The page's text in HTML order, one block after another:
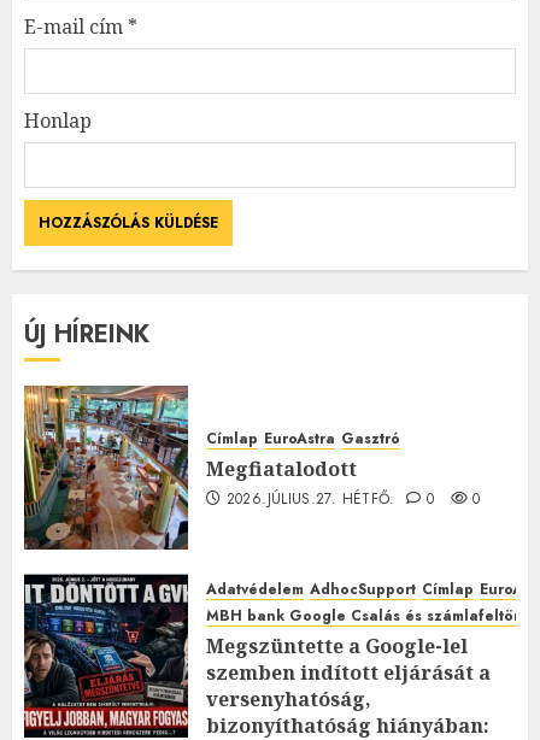
E-mail cím *
Honlap
ÚJ HÍREINK
Címlap EuroAstra Gasztró
Megfiatalodott
2026.JÚLIUS.27. HÉTFŐ. 0 0
Adatvédelem AdhocSupport Címlap
MBH bank Google Csalás és
Megszüntette a Google-lel
szemben indított eljárását a
versenyhatóság,
bizonyíthatóság hiányában: